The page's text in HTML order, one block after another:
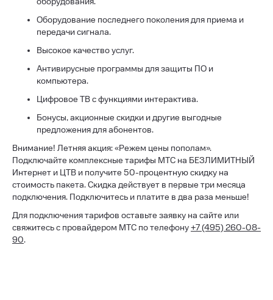
Оборудование последнего поколения для приема и
передачи сигнала.
Высокое качество услуг.
Антивирусные программы для защиты ПО и
компьютера.
Цифровое ТВ с функциями интерактива.
Бонусы, акционные скидки и другие выгодные
предложения для абонентов.
Внимание! Летняя акция: «Режем цены пополам».
Подключайте комплексные тарифы МТС на БЕЗЛИМИТНЫЙ
Интернет и ЦТВ и получите 50-процентную скидку на
стоимость пакета. Скидка действует в первые три месяца
подключения. Подключитесь и платите в два раза меньше!
Для подключения тарифов оставьте заявку на сайте или
свяжитесь с провайдером МТС по телефону+7 (495) 260-08-
90.